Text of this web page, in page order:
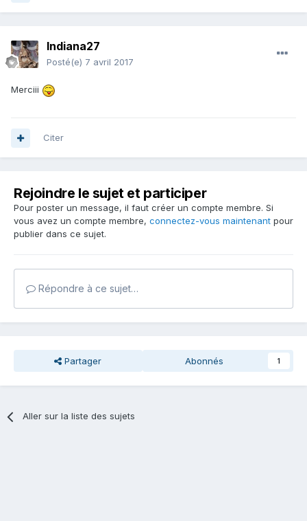
Indiana27
Posté(e) 7 avril 2017
Merciii
Citer
Rejoindre le sujet et participer
Pour poster un message, il faut créer un compte membre. Si
vous avez un compte membre, connectez-vous maintenant pour
publier dans ce sujet.
Répondre à ce sujet…
Partager Abonnés 1
Aller sur la liste des sujets